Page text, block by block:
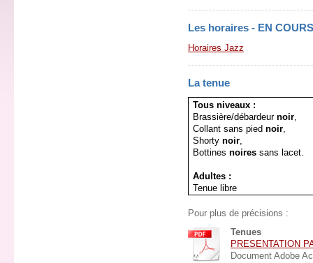
Les horaires - EN
Horaires Jazz
La tenue
Tous niveaux :
Brassière/débardeur noir,
Collant sans pied noir,
Shorty noir,
Bottines noiressans lacet.
Adultes :
Tenue libre
Pour plus de précisions :
Tenues
PRESENTATION
Document Adobe